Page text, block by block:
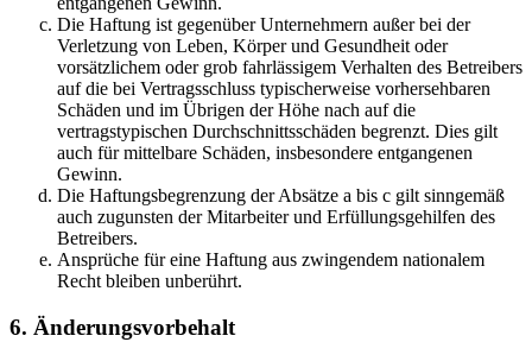
Die Haftung ist gegenüber Unternehmern außer bei der
Verletzung von Leben, Körper und Gesundheit oder
vorsätzlichem oder grob fahrlässigem Verhalten des Betreibers
auf die bei Vertragsschluss typischerweise vorhersehbaren
Schäden und im Übrigen der Höhe nach auf die
vertragstypischen Durchschnittsschäden begrenzt. Dies gilt
auch für mittelbare Schäden, insbesondere entgangenen
Gewinn.
Die Haftungsbegrenzung der Absätze a bis c gilt sinngemäß
auch zugunsten der Mitarbeiter und Erfüllungsgehilfen des
Betreibers.
Ansprüche für eine Haftung aus zwingendem nationalem
Recht bleiben unberührt.
6. Änderungsvorbehalt